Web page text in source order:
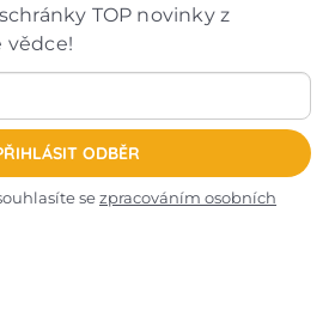
TOP novinky z
vědce!
ODBĚR
sezpracováním osobních